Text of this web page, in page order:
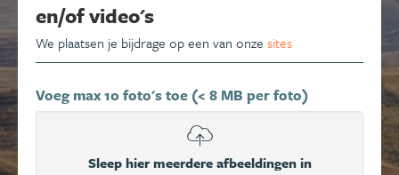
en/of video's
We plaatsen je bijdrage op een van onze sites
Voeg max 10 foto's toe (< 8 MB per foto)
Sleep hier meerdere afbeeldingen in